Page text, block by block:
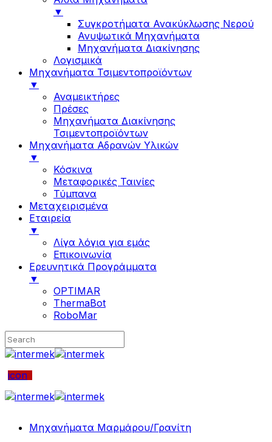
▼
Συγκροτήματα Ανακύκλωσης Νερού
Ανυψωτικά Μηχανήματα
Μηχανήματα Διακίνησης
Λογισμικά
Μηχανήματα Τσιμεντοπροϊόντων
▼
Αναμεικτήρες
Πρέσες
Μηχανήματα Διακίνησης
Τσιμεντοπροϊόντων
Μηχανήματα Αδρανών Υλικών
▼
Κόσκινα
Μεταφορικές Ταινίες
Τύμπανα
Μεταχειρισμένα
Εταιρεία
▼
Λίγα λόγια για εμάς
Επικοινωνία
Ερευνητικά Προγράμματα
▼
OPTIMAR
ThermaBot
RoboMar
icon
Μηχανήματα Μαρμάρου/Γρανίτη